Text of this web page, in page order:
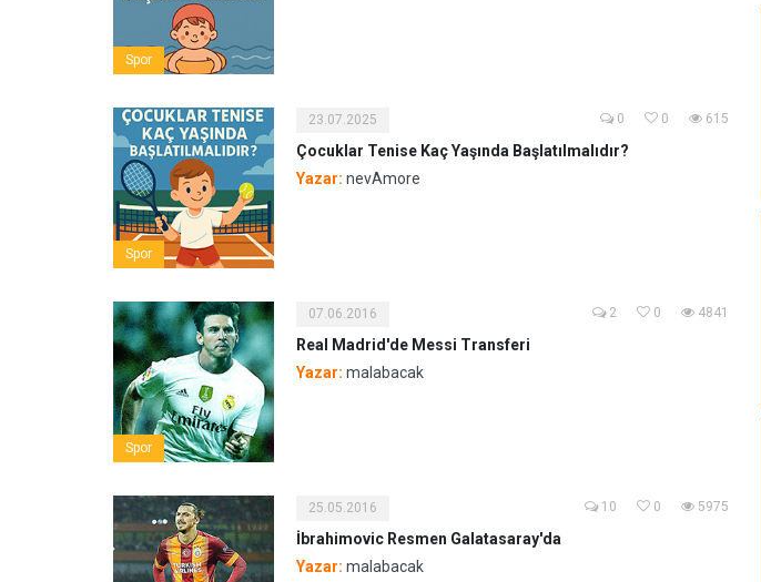
Spor
Spor
23.07.2025 0 0 615
Çocuklar Tenise Kaç Yaşında Başlatılmalıdır?
Yazar: nevAmore
Spor
07.06.2016 2 0 4841
Real Madrid'de Messi Transferi
Yazar: malabacak
25.05.2016 10 0 5975
İbrahimovic Resmen Galatasaray'da
Yazar: malabacak